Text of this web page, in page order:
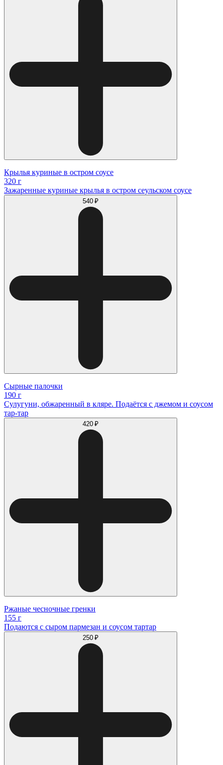
Крылья куриные в остром соусе
320 г
Зажаренные куриные крылья в остром сеульском соусе
540 ₽
Сырные палочки
190 г
Сулугуни, обжаренный в кляре. Подаётся с джемом и соусом
тар-тар
420 ₽
Ржаные чесночные гренки
155 г
Подаются с сыром пармезан и соусом тартар
250 ₽